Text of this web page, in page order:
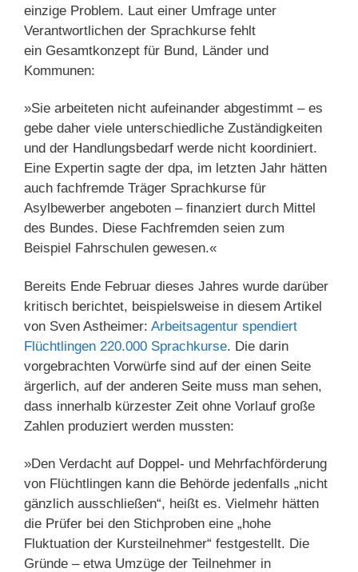
einzige Problem. Laut einer Umfrage unter
Verantwortlichen der Sprachkurse fehlt
ein Gesamtkonzept für Bund, Länder und
Kommunen:
»Sie arbeiteten nicht aufeinander abgestimmt – es
gebe daher viele unterschiedliche Zuständigkeiten
und der Handlungsbedarf werde nicht koordiniert.
Eine Expertin sagte der dpa, im letzten Jahr hätten
auch fachfremde Träger Sprachkurse für
Asylbewerber angeboten – finanziert durch Mittel
des Bundes. Diese Fachfremden seien zum
Beispiel Fahrschulen gewesen.«
Bereits Ende Februar dieses Jahres wurde darüber
kritisch berichtet, beispielsweise in diesem Artikel
von Sven Astheimer: Arbeitsagentur spendiert
Flüchtlingen 220.000 Sprachkurse. Die darin
vorgebrachten Vorwürfe sind auf der einen Seite
ärgerlich, auf der anderen Seite muss man sehen,
dass innerhalb kürzester Zeit ohne Vorlauf große
Zahlen produziert werden mussten:
»Den Verdacht auf Doppel- und Mehrfachförderung
von Flüchtlingen kann die Behörde jedenfalls „nicht
gänzlich ausschließen“, heißt es. Vielmehr hätten
die Prüfer bei den Stichproben eine „hohe
Fluktuation der Kursteilnehmer“ festgestellt. Die
Gründe – etwa Umzüge der Teilnehmer in